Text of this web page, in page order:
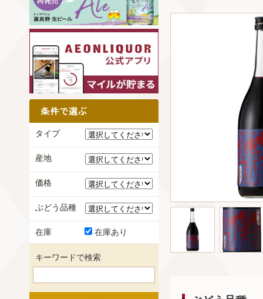
タイプ
産地
価格
ぶどう品種
在庫 在庫あり
キーワードで検索